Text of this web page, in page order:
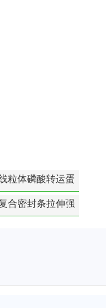
粒体磷酸转运蛋
活性检测
合密封条拉伸强